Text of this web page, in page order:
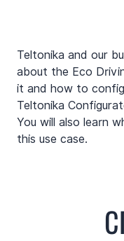
Teltonika and our
about the Eco
it and how to
Teltonika
You will also learn
this use case.